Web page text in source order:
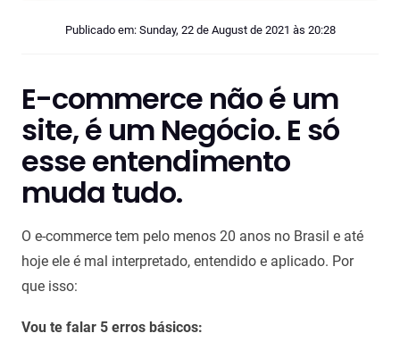
Publicado em: Sunday, 22 de August de 2021 às 20:28
E-commerce não é um
site, é um Negócio. E só
esse entendimento
muda tudo.
O e-commerce tem pelo menos 20 anos no Brasil e até
hoje ele é mal interpretado, entendido e aplicado. Por
que isso:
Vou te falar 5 erros básicos: